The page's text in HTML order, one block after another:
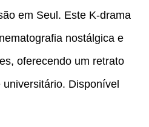
em Seul. Este K-drama
nostálgica e
oferecendo um retrato
Disponível